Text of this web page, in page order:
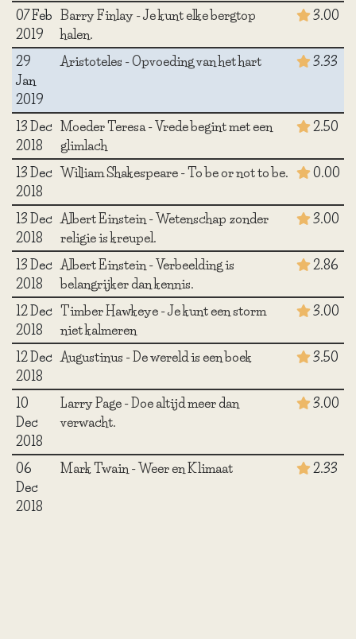
07 Feb
2019
Barry Finlay - Je kunt elke bergtop
halen.
3.00
29
Jan
2019
Aristoteles - Opvoeding van het hart 3.33
13 Dec
2018
Moeder Teresa - Vrede begint met een
glimlach
2.50
13 Dec
2018
William Shakespeare - To be or not to be. 0.00
13 Dec
2018
Albert Einstein - Wetenschap zonder
religie is kreupel.
3.00
13 Dec
2018
Albert Einstein - Verbeelding is
belangrijker dan kennis.
2.86
12 Dec
2018
Timber Hawkeye - Je kunt een storm
niet kalmeren
3.00
12 Dec
2018
Augustinus - De wereld is een boek 3.50
10
Dec
2018
Larry Page - Doe altijd meer dan
verwacht.
3.00
06
Dec
2018
Mark Twain - Weer en Klimaat 2.33